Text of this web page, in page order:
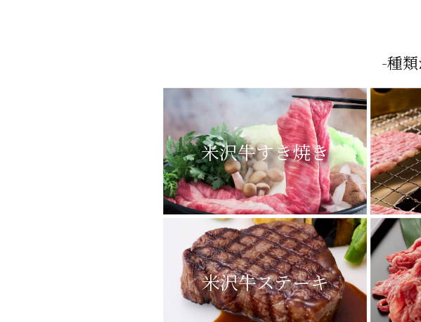
米沢牛すき焼き
米沢牛ステーキ